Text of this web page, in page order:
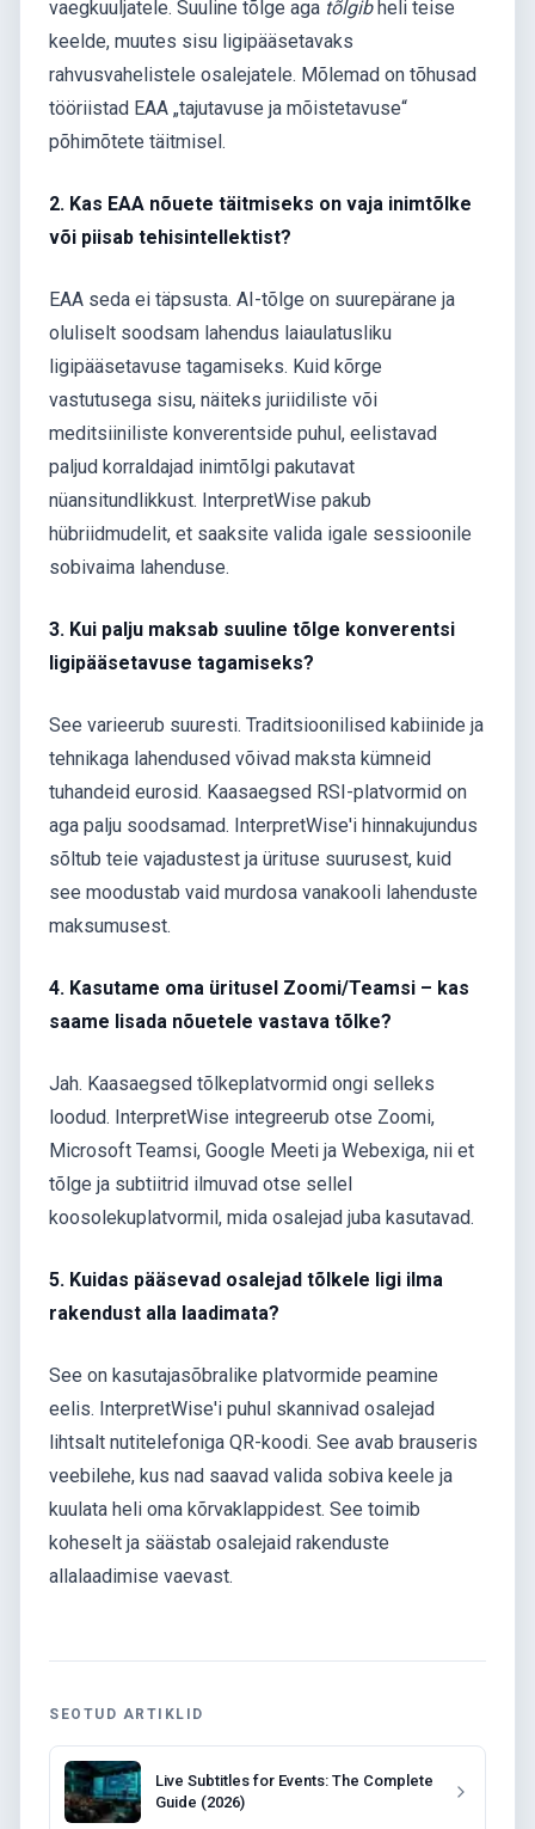
vaegkuuljatele. Suuline tõlge aga tõlgibheli teise
keelde, muutes sisu ligipääsetavaks
rahvusvahelistele osalejatele. Mõlemad on tõhusad
tööriistad EAA „tajutavuse ja mõistetavuse“
põhimõtete täitmisel.
2. Kas EAA nõuete täitmiseks on vaja inimtõlke
või piisab tehisintellektist?
EAA seda ei täpsusta. AI-tõlge on suurepärane ja
oluliselt soodsam lahendus laiaulatusliku
ligipääsetavuse tagamiseks. Kuid kõrge
vastutusega sisu, näiteks juriidiliste või
meditsiiniliste konverentside puhul, eelistavad
paljud korraldajad inimtõlgi pakutavat
nüansitundlikkust. InterpretWise pakub
hübriidmudelit, et saaksite valida igale sessioonile
sobivaima lahenduse.
3. Kui palju maksab suuline tõlge konverentsi
ligipääsetavuse tagamiseks?
See varieerub suuresti. Traditsioonilised kabiinide ja
tehnikaga lahendused võivad maksta kümneid
tuhandeid eurosid. Kaasaegsed RSI-platvormid on
aga palju soodsamad. InterpretWise'i hinnakujundus
sõltub teie vajadustest ja ürituse suurusest, kuid
see moodustab vaid murdosa vanakooli lahenduste
maksumusest.
4. Kasutame oma üritusel Zoomi/Teamsi – kas
saame lisada nõuetele vastava tõlke?
Jah. Kaasaegsed tõlkeplatvormid ongi selleks
loodud. InterpretWise integreerub otse Zoomi,
Microsoft Teamsi, Google Meeti ja Webexiga, nii et
tõlge ja subtiitrid ilmuvad otse sellel
koosolekuplatvormil, mida osalejad juba kasutavad.
5. Kuidas pääsevad osalejad tõlkele ligi ilma
rakendust alla laadimata?
See on kasutajasõbralike platvormide peamine
eelis. InterpretWise'i puhul skannivad osalejad
lihtsalt nutitelefoniga QR-koodi. See avab brauseris
veebilehe, kus nad saavad valida sobiva keele ja
kuulata heli oma kõrvaklappidest. See toimib
koheselt ja säästab osalejaid rakenduste
allalaadimise vaevast.
SEOTUD ARTIKLID
Live Subtitles for Events: The Complete
Guide (2026)